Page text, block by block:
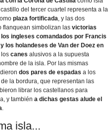
del tercer cuartel representa a la
plaza fortificada, y las dos
flanquean simbolizan las victorias
ingleses comandados por Francis
los holandeses de Van der Doez en
los canes alusivos a la supuesta
de la isla. Por las mismas
dos pares de espadas a los
la bordura, que representan las
librar los castellanos para
y también a dichas gestas alude el
.
isla...